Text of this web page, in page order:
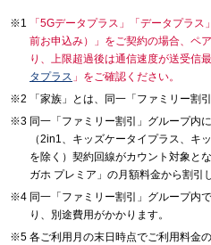
「5Gデータプラス」「データプラ
前お申込み）」をご契約の場合、ペ
り、上限超過後は通信速度が送受信
タプラス 」をご確認ください。
「家族」とは、同一「ファミリー割
同一「ファミリー割引」グループ内
（2in1、キッズケータイプラス、キ
を除く）契約回線がカウント対象と
ガホ プレミア」の月額料金から割引
同一「ファミリー割引」グループ内
り、別途費用がかかります。
各ご利用月の末日時点でご利用料金